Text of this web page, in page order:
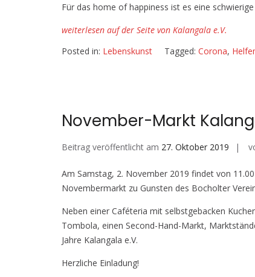
Für das home of happiness ist es eine
weiterlesen auf der Seite von Kalangala e.V.
Posted in: Lebenskunst Tagged: Corona,
November-Markt
Beitrag veröffentlicht am 27. Oktober 2019
Am Samstag, 2. November 2019 findet von
Novembermarkt zu Gunsten des Bocholter
Neben einer Caféteria mit selbstgebacken
Tombola, einen Second-Hand-Markt,
Jahre Kalangala e.V.
Herzliche Einladung!